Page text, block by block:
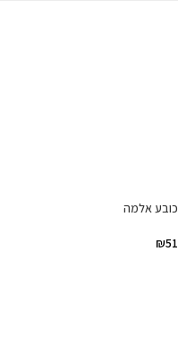
כובע אלמה
₪51